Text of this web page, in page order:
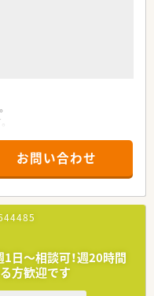
お問い合わせ
日～相談可！週20時間
方歓迎です